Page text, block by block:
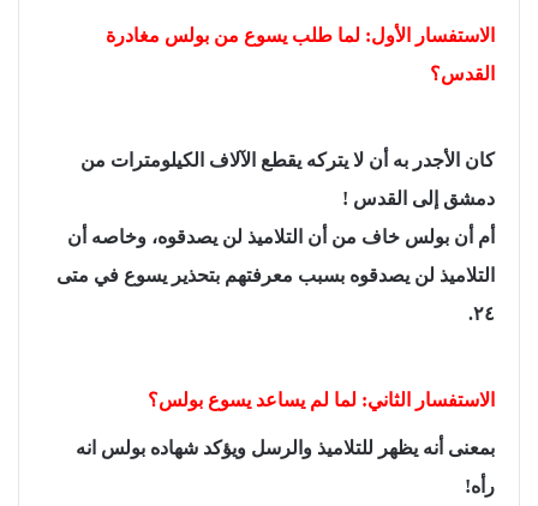
الاستفسار الأول: لما طلب يسوع من بولس مغادرة
القدس؟
كان الأجدر به أن لا يتركه يقطع الآلاف الكيلومترات من
دمشق إلى القدس !
أم أن بولس خاف من أن التلاميذ لن يصدقوه، وخاصه أن
التلاميذ لن يصدقوه بسبب معرفتهم بتحذير يسوع في متى
٢٤.
الاستفسار الثاني: لما لم يساعد يسوع بولس؟
بمعنى أنه يظهر للتلاميذ والرسل ويؤكد شهاده بولس انه
رأه!